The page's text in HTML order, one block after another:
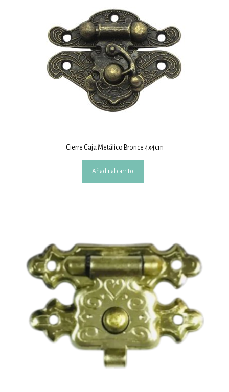
Cierre Caja Metálico Bronce 4x4cm
Añadir al carrito